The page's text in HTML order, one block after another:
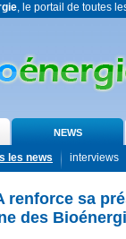
, le portail de toutes
NEWS
les news interviews
renforce sa
des